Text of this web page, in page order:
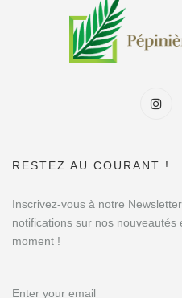
RESTEZ AU COURANT !
Inscrivez-vous à notre
notifications sur nos nouveautés
moment !